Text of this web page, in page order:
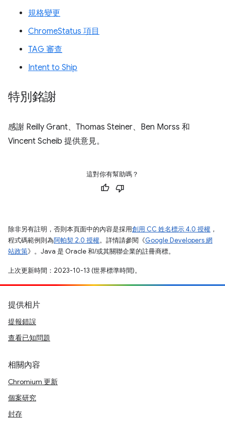
規格變更
ChromeStatus 項目
TAG 審查
Intent to Ship
特別銘謝
感謝 Reilly Grant、Thomas Steiner、Ben Morss 和
Vincent Scheib 提供意見。
這對你有幫助嗎？
除非另有註明，否則本頁面中的內容是採用創用 CC 姓名標示 4.0 授權 ，
程式碼範例則為阿帕契 2.0 授權。詳情請參閱《Google Developers 網
站政策》。Java 是 Oracle 和/或其關聯企業的註冊商標。
上次更新時間：2023-10-13 (世界標準時間)。
提供相片
提報錯誤
查看已知問題
相關內容
Chromium 更新
個案研究
封存